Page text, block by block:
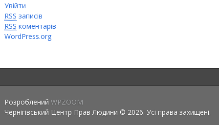
Увійти
RSS записів
RSS коментарів
WordPress.org
Розроблений WPZOOM
Чернігівський Центр Прав Людини © 2026. Усі права захищені.